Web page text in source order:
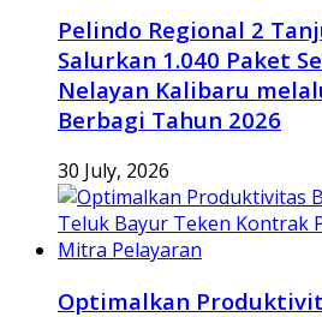
Pelindo Regional 2
Salurkan 1.040 Paket
Nelayan Kalibaru
Berbagi Tahun 2026
30 July, 2026
Optimalkan